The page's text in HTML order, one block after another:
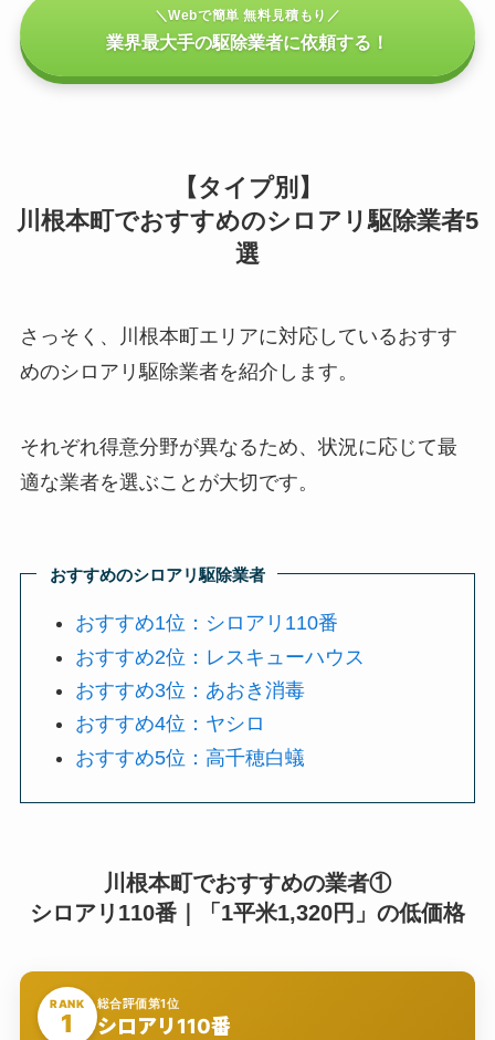
＼Webで簡単 無料見積もり／
業界最大手の駆除業者に依頼する！
【タイプ別】
川根本町でおすすめのシロアリ駆除業者5
選
さっそく、川根本町エリアに対応しているおすす
めのシロアリ駆除業者を紹介します。
それぞれ得意分野が異なるため、状況に応じて最
適な業者を選ぶことが大切です。
おすすめのシロアリ駆除業者
おすすめ1位：シロアリ110番
おすすめ2位：レスキューハウス
おすすめ3位：あおき消毒
おすすめ4位：ヤシロ
おすすめ5位：高千穂白蟻
川根本町でおすすめの業者①
シロアリ110番｜「1平米1,320円」の低価格
RANK
1
総合評価第1位
シロアリ110番